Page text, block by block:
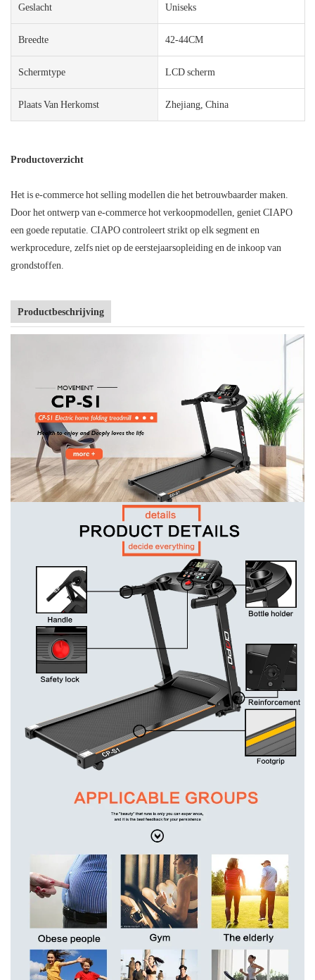
Geslacht Uniseks
Breedte 42-44CM
Schermtype LCD scherm
Plaats Van Herkomst Zhejiang, China
Productoverzicht
Het is e-commerce hot selling modellen die het betrouwbaarder maken.
Door het ontwerp van e-commerce hot verkoopmodellen, geniet CIAPO
een goede reputatie. CIAPO controleert strikt op elk segment en
werkprocedure, zelfs niet op de eerstejaarsopleiding en de inkoop van
grondstoffen.
Productbeschrijving